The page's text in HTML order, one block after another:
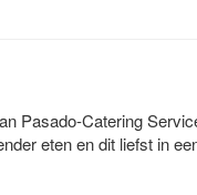
Pasado-Catering
eten en dit liefst in